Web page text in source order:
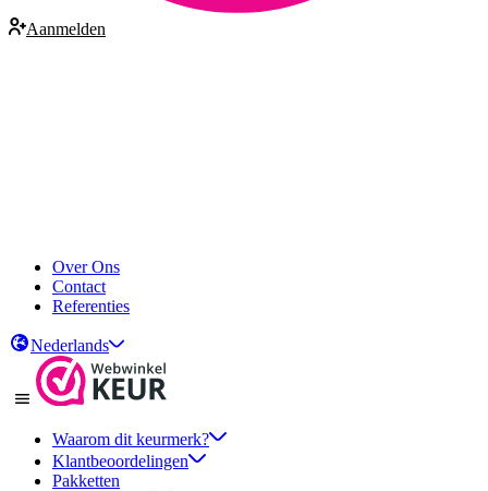
Aanmelden
Over Ons
Contact
Referenties
Nederlands
Waarom dit keurmerk?
Klantbeoordelingen
Pakketten